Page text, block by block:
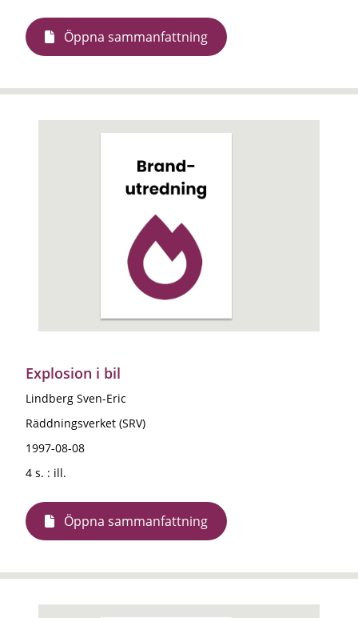
Öppna sammanfattning
Explosion i bil
Lindberg Sven-Eric
Räddningsverket (SRV)
1997-08-08
4 s. : ill.
Öppna sammanfattning